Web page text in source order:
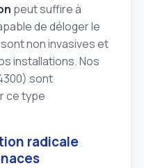
peut suffire à
de déloger le
non invasives et
installations. Nos
sont
ce type
radicale